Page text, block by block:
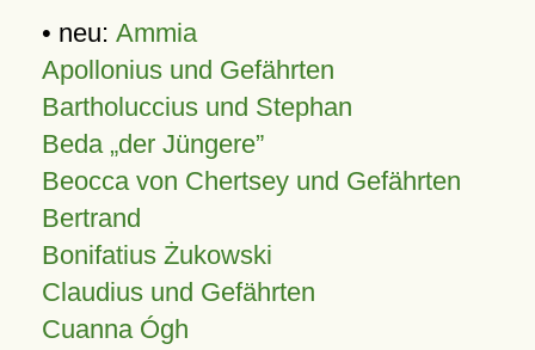
• neu: Ammia
Apollonius und Gefährten
Bartholuccius und Stephan
Beda „der Jüngere”
Beocca von Chertsey und Gefährten
Bertrand
Bonifatius Żukowski
Claudius und Gefährten
Cuanna Ógh